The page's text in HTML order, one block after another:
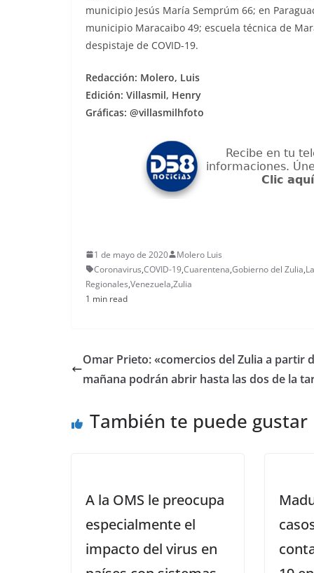
municipio Jesús María Semprúm 66; en
municipio Maracaibo 49; escuela técnica de
despistaje de COVID-19.
Redacción: Molero, Luis
Edición: Villasmil, Henry
Gráficas: @villasmilhfoto
1 de mayo de 2020
Molero Luis
Coronavirus,COVID-19,Cuarentena,Gobierno del Zulia,
Regionales,Venezuela,Zulia
1 min read
Omar Prieto: «comercios del Zulia a partir
mañana podrán abrir hasta las dos de la
También te puede gustar
A la OMS le preocupa
especialmente el
impacto del virus en